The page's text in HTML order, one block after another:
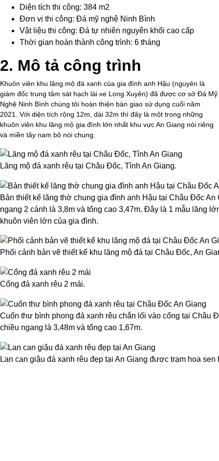
Diện tích thi công: 384 m2
Đơn vị thi công: Đá mỹ nghệ Ninh Bình
Vật liệu thi công: Đá tự nhiên nguyên khối cao cấp
Thời gian hoàn thành công trình: 6 tháng
2. Mô tả công trình
Khuôn viên khu lăng mộ đá xanh của gia đình anh Hậu (nguyên là
giám đốc trung tâm sát hạch lái xe Long Xuyên) đã được cơ sở Đá Mỹ
Nghệ Ninh Bình chúng tôi hoàn thiện bàn giao sử dụng cuối năm
2021. Với diện tích rộng 12m, dài 32m thì đây là một trong những
khuôn viên khu lăng mộ gia đình lớn nhất khu vực An Giang nói riêng
và miền tây nam bộ nói chung.
Lăng mộ đá xanh rêu tại Châu Đốc, Tỉnh An Giang.
Bản thiết kế lăng thờ chung gia đình anh Hậu tại Châu Đốc An
ngang 2 cánh là 3,8m và tổng cao 3,47m. Đây là 1 mẫu lăng
khuôn viên lớn của gia đình.
Phối cảnh bản vẽ thiết kế khu lăng mộ đá tại Châu Đốc, An
Cổng đá xanh rêu 2 mái.
Cuốn thư bình phong đá xanh rêu chắn lối vào cổng tại Châu
chiều ngang là 3,48m và tổng cao 1,67m.
Lan can giậu đá xanh rêu đẹp tại An Giang được trạm hoa sen